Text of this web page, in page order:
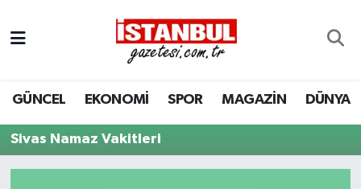
GÜNCEL EKONOMİ SPOR MAGAZİN DÜNYA
Sivas Namaz Vakitleri
EKONOMİ
İSTANBUL
Nöbetçi Eczaneler
Hava Durumu
Trafik Durumu